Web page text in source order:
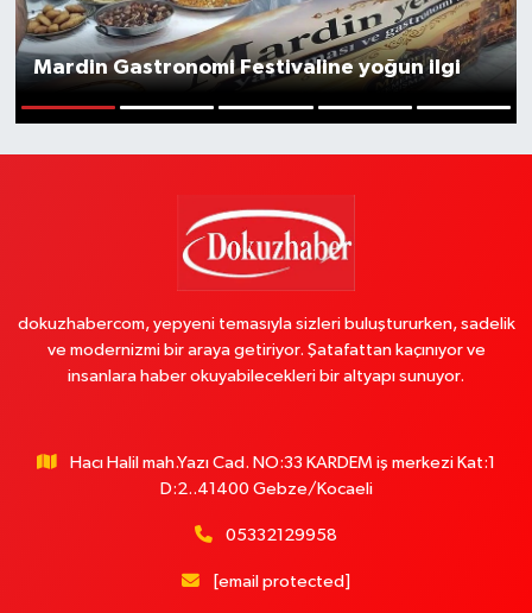
Mardin Gastronomi Festivaline yoğun ilgi
dokuzhabercom, yepyeni temasıyla sizleri buluştururken, sadelik
ve modernizmi bir araya getiriyor. Şatafattan kaçınıyor ve
insanlara haber okuyabilecekleri bir altyapı sunuyor.
Hacı Halil mah.Yazı Cad. NO:33 KARDEM iş merkezi Kat:1
D:2..41400 Gebze/Kocaeli
05332129958
[email protected]